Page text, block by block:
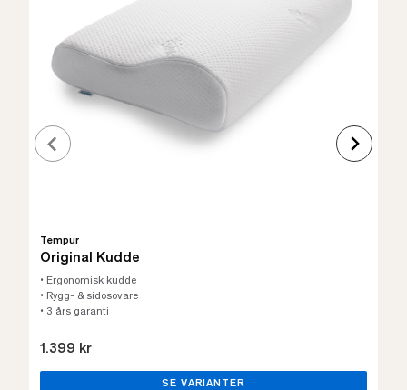
Tempur
Original Kudde
• Ergonomisk kudde
• Rygg- & sidosovare
• 3 års garanti
1.399 kr
SE VARIANTER